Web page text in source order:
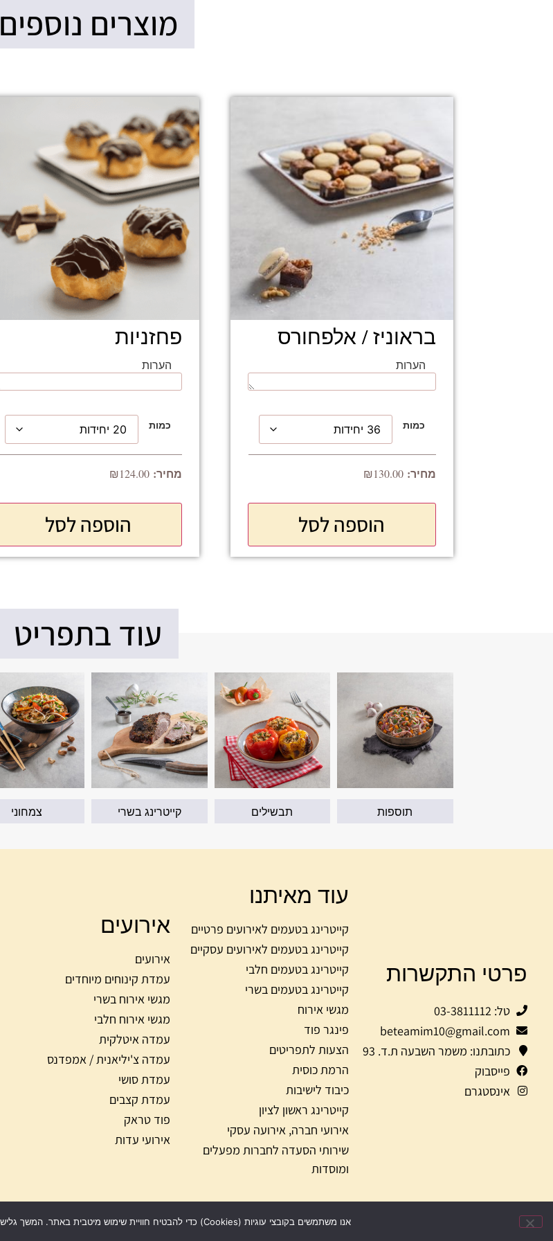
מוצרים נוספים
בראוניז / אלפחורס
הערות
כמות
₪130.00
הוספה לסל
פחזניות
הערות
כמות
₪124.00
הוספה לסל
עוד בתפריט
תוספות תבשילים קייטרינג בשרי צמחוני
פרטי התקשרות
טל: 03-3811112
beteamim10@gmail.com
כתובתנו: משמר השבעה ת.ד. 93
פייסבוק
אינסטגרם
עוד מאיתנו
קייטרינג בטעמים לאירועים פרטיים
קייטרינג בטעמים לאירועים עסקיים
קייטרינג בטעמים חלבי
קייטרינג בטעמים בשרי
מגשי אירוח
פינגר פוד
הצעות לתפריטים
הרמת כוסית
כיבוד לישיבות
קייטרינג ראשון לציון
אירועי חברה, אירועה עסקי
שירותי הסעדה לחברות מפעלים
ומוסדות
אירועים
אירועים
עמדת קינוחים מיוחדים
מגשי אירוח בשרי
מגשי אירוח חלבי
עמדה איטלקית
עמדה צ'יליאנית / אמפדנס
עמדת סושי
עמדת קצבים
פוד טראק
אירועי עדות
© כל הזכויות שמורות לקייטרינג בטעמים 2020 | עוצב ע״י Yael’ke studio |אנו משתמשים בקובצי עוגיות (Cookies) כדי להבטיח חוויית שימוש מיטבית באתר. המשך גלישה באתר מהווה הסכמה לשימוש זה.